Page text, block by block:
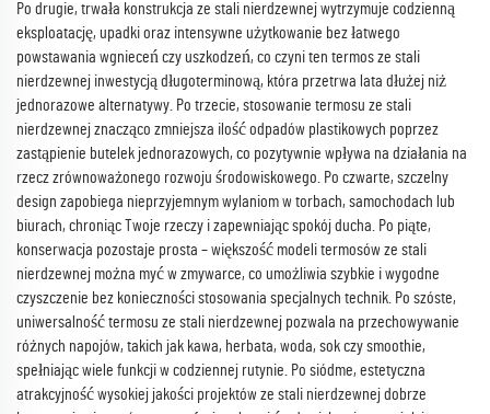
Po drugie, trwała konstrukcja ze stali nierdzewnej wytrzymuje codzienną
eksploatację, upadki oraz intensywne użytkowanie bez łatwego
powstawania wgnieceń czy uszkodzeń, co czyni ten termos ze stali
nierdzewnej inwestycją długoterminową, która przetrwa lata dłużej niż
jednorazowe alternatywy. Po trzecie, stosowanie termosu ze stali
nierdzewnej znacząco zmniejsza ilość odpadów plastikowych poprzez
zastąpienie butelek jednorazowych, co pozytywnie wpływa na działania na
rzecz zrównoważonego rozwoju środowiskowego. Po czwarte, szczelny
design zapobiega nieprzyjemnym wylaniom w torbach, samochodach lub
biurach, chroniąc Twoje rzeczy i zapewniając spokój ducha. Po piąte,
konserwacja pozostaje prosta – większość modeli termosów ze stali
nierdzewnej można myć w zmywarce, co umożliwia szybkie i wygodne
czyszczenie bez konieczności stosowania specjalnych technik. Po szóste,
uniwersalność termosu ze stali nierdzewnej pozwala na przechowywanie
różnych napojów, takich jak kawa, herbata, woda, sok czy smoothie,
spełniając wiele funkcji w codziennej rutynie. Po siódme, estetyczna
atrakcyjność wysokiej jakości projektów ze stali nierdzewnej dobrze